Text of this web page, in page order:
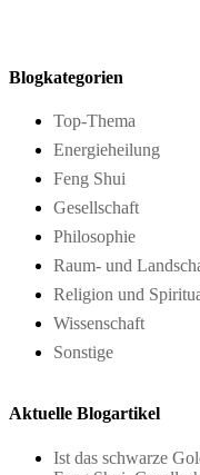
Blogkategorien
Top-Thema
Energieheilung
Feng Shui
Gesellschaft
Philosophie
Raum- und
Religion und
Wissenschaft
Sonstige
Aktuelle Blogartikel
Ist das schwarze